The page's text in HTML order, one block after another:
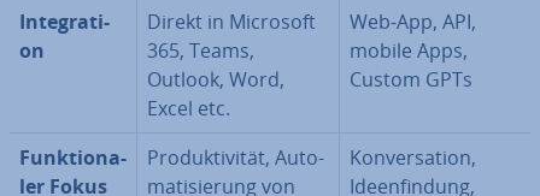
In­te­gra­ti­
on
Direkt in Microsoft
365, Teams,
Outlook, Word,
Excel etc.
Web-App, API,
mobile Apps,
Custom GPTs
Funk­tio­na­
ler Fokus
Pro­duk­ti­vi­tät, Au­to­
ma­ti­sie­rung von
Kon­ver­sa­ti­on,
Ideen­fin­dung,